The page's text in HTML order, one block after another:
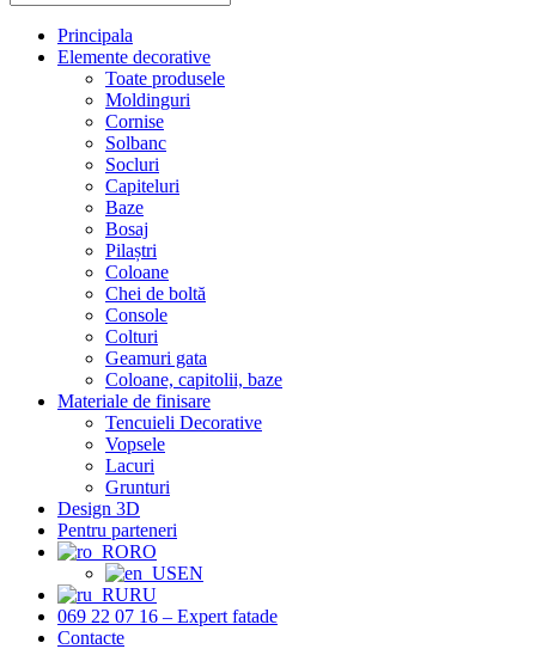
Principala
Elemente decorative
Toate produsele
Moldinguri
Cornise
Solbanc
Socluri
Capiteluri
Baze
Bosaj
Pilaștri
Coloane
Chei de boltă
Console
Colturi
Geamuri gata
Coloane, capitolii, baze
Materiale de finisare
Tencuieli Decorative
Vopsele
Lacuri
Grunturi
Design 3D
Pentru parteneri
RO
EN
RU
069 22 07 16 – Expert fatade
Contacte